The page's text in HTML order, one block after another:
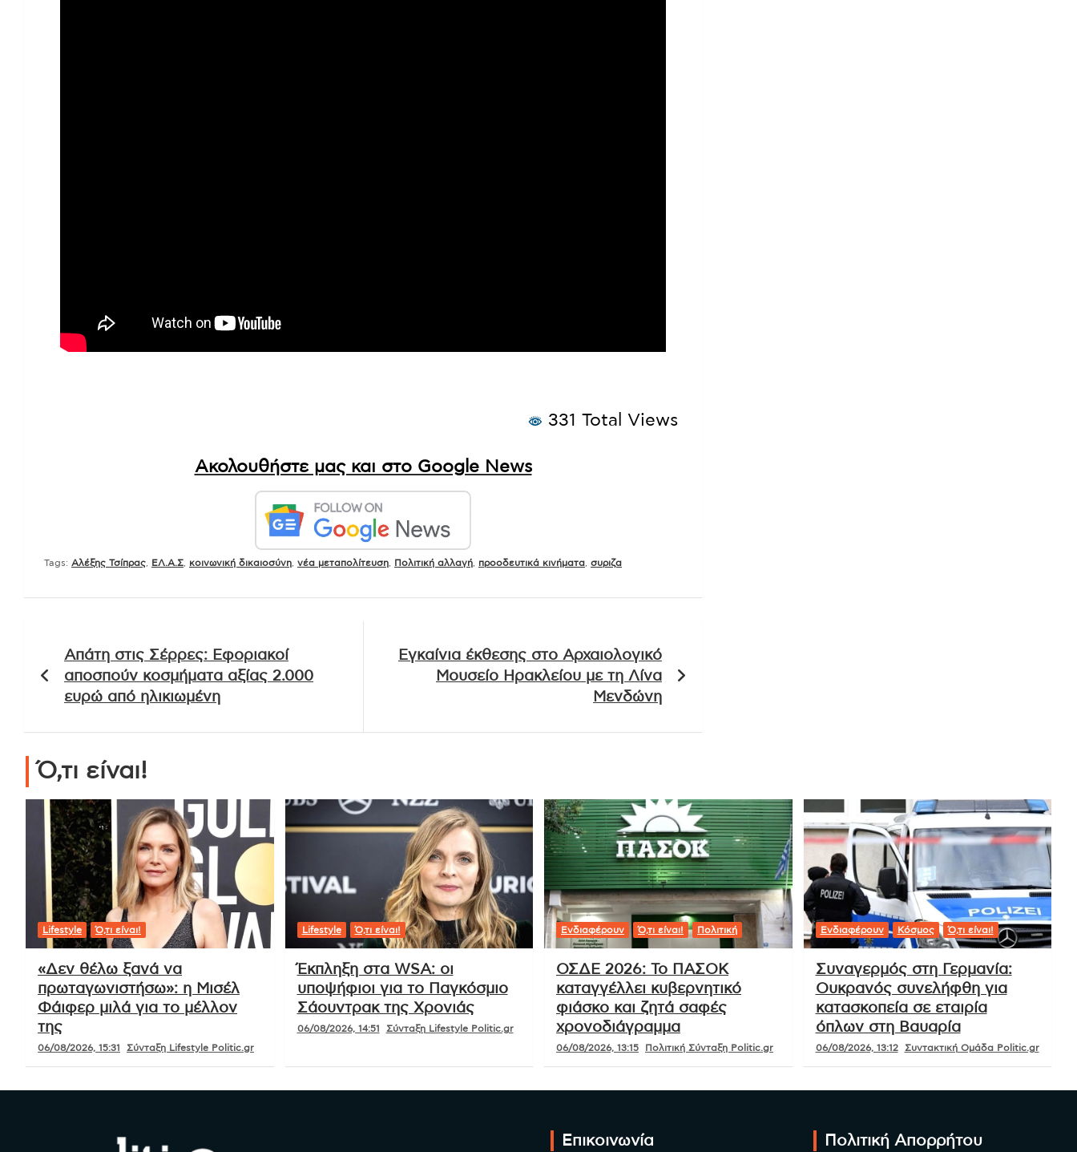
331 Total Views
Ακολουθήστε μας και στο Google News
Tags: Aλέξης Τσίπρας ΕΛ.Α.Σ κοινωνική δικαιοσύνη νέα μεταπολίτευση Πολιτική αλλαγή προοδευτικά κινήματα συριζα
άρθρων
Απάτη στις Σέρρες: Εφοριακοί
αποσπούν κοσμήματα αξίας 2.000
ευρώ από ηλικιωμένη
Εγκαίνια έκθεσης στο Αρχαιολογικό
Μουσείο Ηρακλείου με τη Λίνα
Μενδώνη
Ό,τι είναι!
Lifestyle Ό,τι είναι!
«Δεν θέλω ξανά να
πρωταγωνιστήσω»: η Μισέλ
Φάιφερ μιλά για το μέλλον
της
06/08/2026, 15:31 Σύνταξη Lifestyle Politic.gr
Lifestyle Ό,τι είναι!
Έκπληξη στα WSA: οι
υποψήφιοι για το Παγκόσμιο
Σάουντρακ της Χρονιάς
06/08/2026, 14:51 Σύνταξη Lifestyle Politic.gr
Ενδιαφέρουν Ό,τι είναι! Πολιτική
ΟΣΔΕ 2026: Το ΠΑΣΟΚ
καταγγέλλει κυβερνητικό
φιάσκο και ζητά σαφές
χρονοδιάγραμμα
06/08/2026, 13:15 Πολιτική Σύνταξη Politic.gr
Ενδιαφέρουν Κόσμος Ό,τι είναι!
Συναγερμός στη Γερμανία:
Ουκρανός συνελήφθη για
κατασκοπεία σε εταιρία
όπλων στη Βαυαρία
06/08/2026, 13:12 Συντακτική Ομάδα Politic.gr
Επικοινωνία Πολιτική Απορρήτου